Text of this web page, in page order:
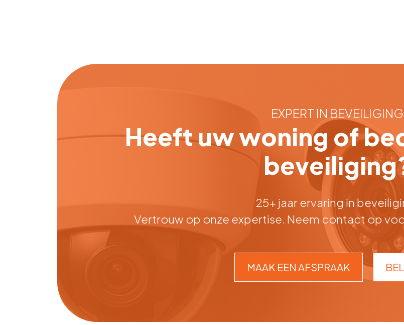
EXPERT IN BEVEILIGING
Heeft uw woning of
25+ jaar ervaring in
Vertrouw op onze expertise. Neem contact op
MAAK EEN AFSPRAAK